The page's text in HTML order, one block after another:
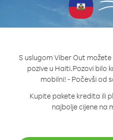
S uslugom Viber Out
pozive u Haiti.Pozovi bilo
mobilni! - Počevši od
Kupite pakete kredita ili
najbolje cijene na